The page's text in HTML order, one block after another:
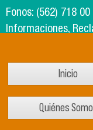
Inicio
Quiénes
Fonos: (562) 718
Informaciones,
Soporte